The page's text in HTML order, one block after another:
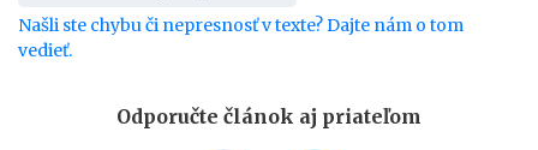
Našli ste chybu či nepresnosť v texte? Dajte nám o tom
vedieť.
Odporučte článok aj priateľom